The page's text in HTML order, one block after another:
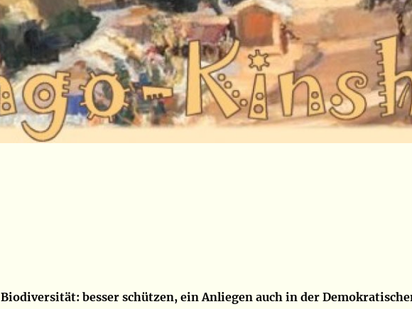
Biodiversität: besser schützen, ein Anliegen auch in der